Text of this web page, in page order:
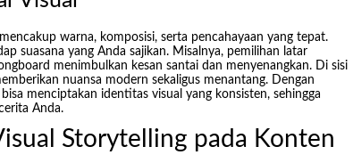
warna, komposisi, serta pencahayaan yang tepat.
suasana yang Anda sajikan. Misalnya, pemilihan latar
menimbulkan kesan santai dan menyenangkan. Di sisi
nuansa modern sekaligus menantang. Dengan
menciptakan identitas visual yang konsisten, sehingga
Anda.
Storytelling pada Konten